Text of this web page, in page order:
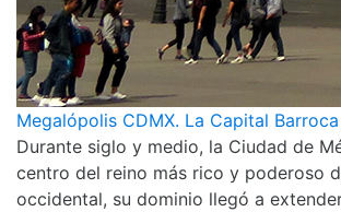
Megalópolis CDMX. La Capital Barroca
Durante siglo y medio, la Ciudad de
centro del reino más rico y poderoso
occidental, su dominio llegó a